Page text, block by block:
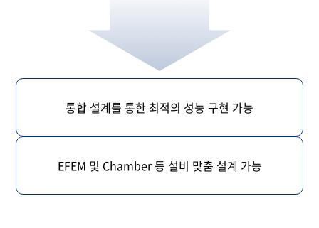
통합 설계를 통한 최적의 성능 구현 가능
EFEM 및 Chamber 등 설비 맞춤 설계 가능